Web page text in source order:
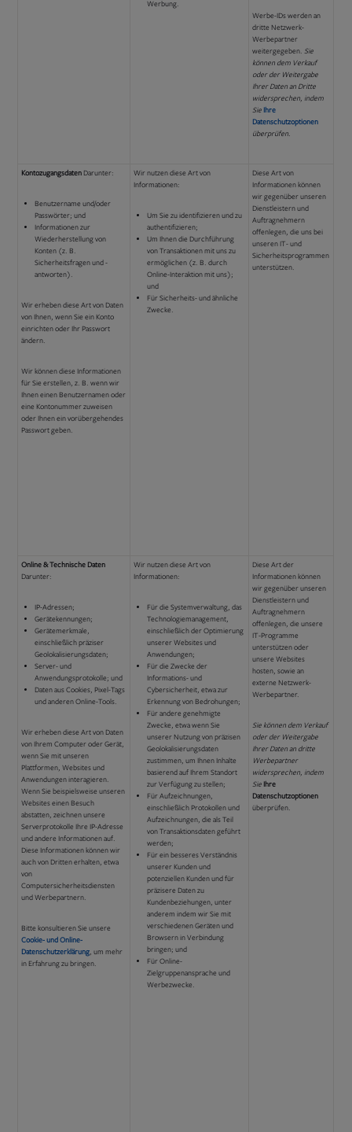
Werbung.
Werbe-IDs werden an
dritte Netzwerk-
Werbepartner
weitergegeben.Sie
können dem Verkauf
oder der Weitergabe
Ihrer Daten an Dritte
widersprechen, indem
SieIhre
Datenschutzoptionen
überprüfen.
KontozugangsdatenDarunter:
Benutzername und/oder
Passwörter; und
Informationen zur
Wiederherstellung von
Konten (z. B.
Sicherheitsfragen und -
antworten).
Wir erheben diese Art von Daten
von Ihnen, wenn Sie ein Konto
einrichten oder Ihr Passwort
ändern.
Wir können diese Informationen
für Sie erstellen, z. B. wenn wir
Ihnen einen Benutzernamen oder
eine Kontonummer zuweisen
oder Ihnen ein vorübergehendes
Passwort geben.
Wir nutzen diese Art von
Informationen:
Um Sie zu identifizieren und zu
authentifizieren;
Um Ihnen die Durchführung
von Transaktionen mit uns zu
ermöglichen (z. B. durch
Online-Interaktion mit uns);
und
Für Sicherheits- und ähnliche
Zwecke.
Diese Art von
Informationen können
wir gegenüber unseren
Dienstleistern und
Auftragnehmern
offenlegen, die uns bei
unseren IT- und
Sicherheitsprogrammen
unterstützen.
Online & Technische Daten
Darunter:
IP-Adressen;
Gerätekennungen;
Gerätemerkmale,
einschließlich präziser
Geolokalisierungsdaten;
Server- und
Anwendungsprotokolle; und
Daten aus Cookies, Pixel-Tags
und anderen Online-Tools.
Wir erheben diese Art von Daten
von Ihrem Computer oder Gerät,
wenn Sie mit unseren
Plattformen, Websites und
Anwendungen interagieren.
Wenn Sie beispielsweise unseren
Websites einen Besuch
abstatten, zeichnen unsere
Serverprotokolle Ihre IP-Adresse
und andere Informationen auf.
Diese Informationen können wir
auch von Dritten erhalten, etwa
von
Computersicherheitsdiensten
und Werbepartnern.
Bitte konsultieren Sie unsere
Cookie- und Online-
Datenschutzerklärung, um mehr
in Erfahrung zu bringen.
Wir nutzen diese Art von
Informationen:
Für die Systemverwaltung, das
Technologiemanagement,
einschließlich der Optimierung
unserer Websites und
Anwendungen;
Für die Zwecke der
Informations- und
Cybersicherheit, etwa zur
Erkennung von Bedrohungen;
Für andere genehmigte
Zwecke, etwa wenn Sie
unserer Nutzung von präzisen
Geolokalisierungsdaten
zustimmen, um Ihnen Inhalte
basierend auf Ihrem Standort
zur Verfügung zu stellen;
Für Aufzeichnungen,
einschließlich Protokollen und
Aufzeichnungen, die als Teil
von Transaktionsdaten geführt
werden;
Für ein besseres Verständnis
unserer Kunden und
potenziellen Kunden und für
präzisere Daten zu
Kundenbeziehungen, unter
anderem indem wir Sie mit
verschiedenen Geräten und
Browsern in Verbindung
bringen; und
Für Online-
Zielgruppenansprache und
Werbezwecke.
Diese Art der
Informationen können
wir gegenüber unseren
Dienstleistern und
Auftragnehmern
offenlegen, die unsere
IT-Programme
unterstützen oder
unsere Websites
hosten, sowie an
externe Netzwerk-
Werbepartner.
Sie können dem Verkauf
oder der Weitergabe
Ihrer Daten an dritte
Werbepartner
widersprechen, indem
Sie Ihre
Datenschutzoptionen
überprüfen.